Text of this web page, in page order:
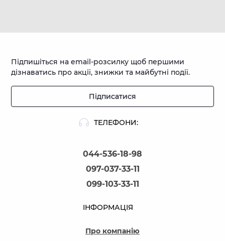
ТЕЛЕФОНИ:
044-536-18-98
097-037-33-11
099-103-33-11
Підпишіться на email-розсилку щоб першими
дізнаватись про акції, знижки та майбутні події.
Підписатися
ІНФОРМАЦІЯ
Про компанію